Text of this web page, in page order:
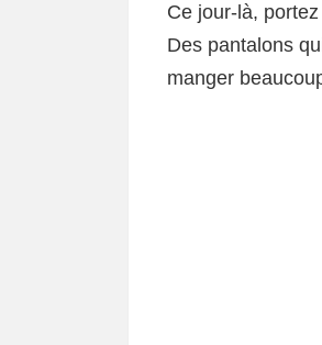
Ce jour-là,
Des pantalons
manger